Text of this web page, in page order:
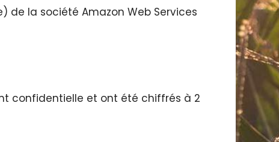
de la société Amazon Web Services
confidentielle et ont été chiffrés à 2